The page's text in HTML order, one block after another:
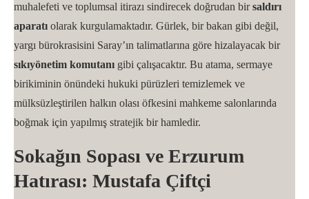
muhalefeti ve toplumsal itirazı sindirecek doğrudan birsaldırı
aparatı olarak kurgulamaktadır. Gürlek, bir bakan gibi değil,
yargı bürokrasisini Saray’ın talimatlarına göre hizalayacak bir
sıkıyönetim komutanı gibi çalışacaktır. Bu atama, sermaye
birikiminin önündeki hukuki pürüzleri temizlemek ve
mülksüzleştirilen halkın olası öfkesini mahkeme salonlarında
boğmak için yapılmış stratejik bir hamledir.
Sokağın Sopası ve Erzurum
Hatırası: Mustafa Çiftçi